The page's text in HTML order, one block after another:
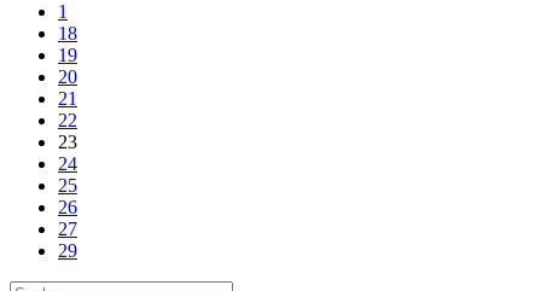
1
18
19
20
21
22
23
24
25
26
27
29